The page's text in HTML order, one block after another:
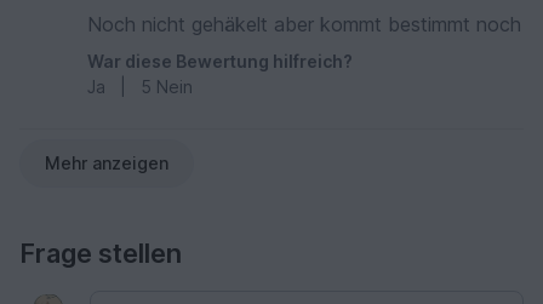
Noch nicht gehäkelt aber kommt bestimmt noch
War diese Bewertung hilfreich?
Ja
5 Nein
Mehr anzeigen
Frage stellen